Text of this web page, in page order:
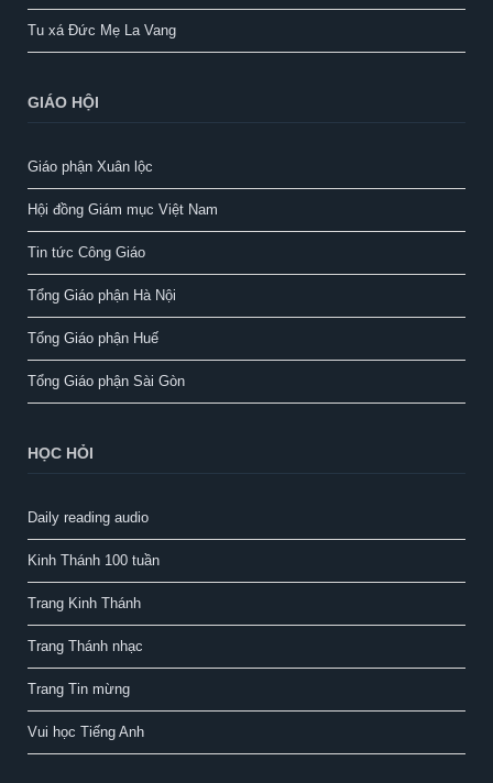
Tu xá Đức Mẹ La Vang
GIÁO HỘI
Giáo phận Xuân lộc
Hội đồng Giám mục Việt Nam
Tin tức Công Giáo
Tổng Giáo phận Hà Nội
Tổng Giáo phận Huế
Tổng Giáo phận Sài Gòn
HỌC HỎI
Daily reading audio
Kinh Thánh 100 tuần
Trang Kinh Thánh
Trang Thánh nhạc
Trang Tin mừng
Vui học Tiếng Anh